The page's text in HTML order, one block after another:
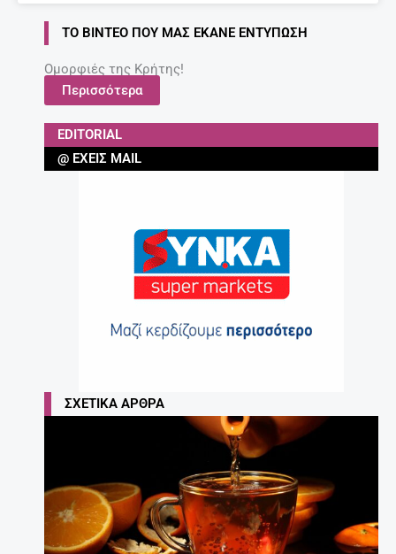
ΤΟ ΒΊΝΤΕΟ ΠΟΥ ΜΑΣ ΈΚΑΝΕ ΕΝΤΎΠΩΣΗ
Ομορφιές της Κρήτης!
Περισσότερα
EDITORIAL
@ ΈΧΕΙΣ MAIL
ΣΧΕΤΙΚΆ ΆΡΘΡΑ